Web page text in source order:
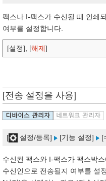
팩스나 I-팩스가 수신될 때 인쇄
여부를 설정합니다.
[설정], [해제]
[전송 설정을 사용]
[ 설정/등록] [기능 설정] [
수신된 팩스와 I-팩스가 팩스박
수신인으로 전송될지 여부를 설